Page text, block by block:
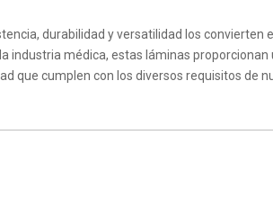
durabilidad y versatilidad los convierten
industria médica, estas láminas proporcionan
que cumplen con los diversos requisitos de